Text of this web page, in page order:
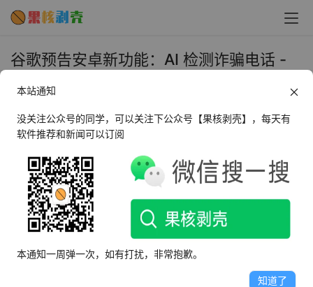
谷歌预告安卓新功能：AI 检测诈骗电话 -
2024年5月15日 下午4:47 圈内新闻
5 月 15 日消息，谷歌公司在今天召开的 I / O 2024 开发者
大会上，宣布为安卓系统引入 AI 诈骗电话检测功能，在通
话中提醒可能存在的诈骗行为，并鼓励用户结束此类通话。
本站通知
没关注公众号的同学，可以关注下公众号【果核剥壳】，每天有
软件推荐和新闻可以订阅
本通知一周弹一次，如有打扰，非常抱歉。
知道了